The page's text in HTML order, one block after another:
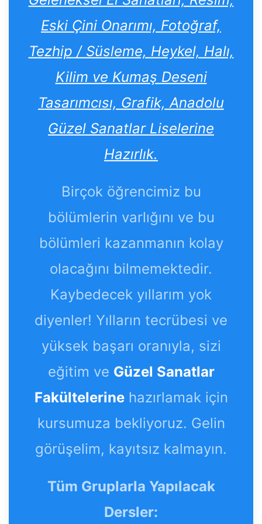
Eski Çini Onarımı, Fotoğraf,
Tezhip / Süsleme, Heykel, Halı,
Kilim ve Kumaş Deseni
Tasarımcısı, Grafik, Anadolu
Güzel Sanatlar Liselerine
Hazırlık.
Birçok öğrencimiz bu
bölümlerin varlığını ve bu
bölümleri kazanmanın kolay
olacağını bilmemektedir.
Kaybedecek yıllarım yok
diyenler! Yılların tecrübesi ve
yüksek başarı oranıyla, sizi
eğitim ve Güzel Sanatlar
Fakültelerinehazırlamak için
kursumuza bekliyoruz. Gelin
görüşelim, kayıtsız kalmayın.
Tüm Gruplarla Yapılacak
Dersler: